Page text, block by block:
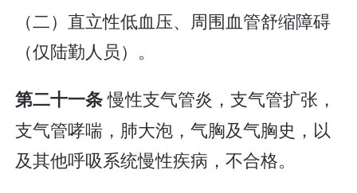
（二）直立性低血压、周围血管舒缩障碍
（仅陆勤人员）。
第二十一条慢性支气管炎，支气管扩张，
支气管哮喘，肺大泡，气胸及气胸史，以
及其他呼吸系统慢性疾病，不合格。